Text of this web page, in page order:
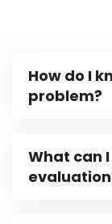
How do I
problem?
What can